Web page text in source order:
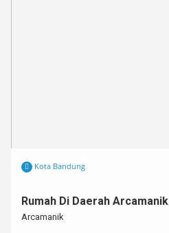
Kota Bandung
Rumah Di Daerah Arcamanik
Arcamanik